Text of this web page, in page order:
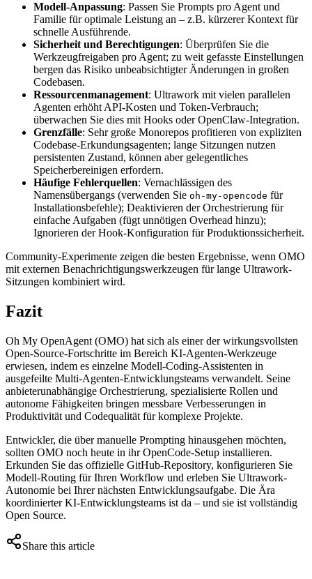
Modell-Anpassung: Passen Sie Prompts pro Agent und
Familie für optimale Leistung an – z.B. kürzerer Kontext für
schnelle Ausführende.
Sicherheit und Berechtigungen: Überprüfen Sie die
Werkzeugfreigaben pro Agent; zu weit gefasste Einstellungen
bergen das Risiko unbeabsichtigter Änderungen in großen
Codebasen.
Ressourcenmanagement: Ultrawork mit vielen parallelen
Agenten erhöht API-Kosten und Token-Verbrauch;
überwachen Sie dies mit Hooks oder OpenClaw-Integration.
Grenzfälle: Sehr große Monorepos profitieren von expliziten
Codebase-Erkundungsagenten; lange Sitzungen nutzen
persistenten Zustand, können aber gelegentliches
Speicherbereinigen erfordern.
Häufige Fehlerquellen: Vernachlässigen des
Namensübergangs (verwenden Sie oh-my-opencode für
Installationsbefehle); Deaktivieren der Orchestrierung für
einfache Aufgaben (fügt unnötigen Overhead hinzu);
Ignorieren der Hook-Konfiguration für Produktionssicherheit.
Community-Experimente zeigen die besten Ergebnisse, wenn OMO
mit externen Benachrichtigungswerkzeugen für lange Ultrawork-
Sitzungen kombiniert wird.
Fazit
Oh My OpenAgent (OMO) hat sich als einer der wirkungsvollsten
Open-Source-Fortschritte im Bereich KI-Agenten-Werkzeuge
erwiesen, indem es einzelne Modell-Coding-Assistenten in
ausgefeilte Multi-Agenten-Entwicklungsteams verwandelt. Seine
anbieterunabhängige Orchestrierung, spezialisierte Rollen und
autonome Fähigkeiten bringen messbare Verbesserungen in
Produktivität und Codequalität für komplexe Projekte.
Entwickler, die über manuelle Prompting hinausgehen möchten,
sollten OMO noch heute in ihr OpenCode-Setup installieren.
Erkunden Sie das offizielle GitHub-Repository, konfigurieren Sie
Modell-Routing für Ihren Workflow und erleben Sie Ultrawork-
Autonomie bei Ihrer nächsten Entwicklungsaufgabe. Die Ära
koordinierter KI-Entwicklungsteams ist da – und sie ist vollständig
Open Source.
Share this article